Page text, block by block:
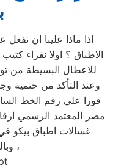
اذا ماذا علينا ان
الاطباق ؟ اولا نقراء
للاعطال البسيطة من
وعند التأكد من حتمية
فورا علي رقم الخط
مصر المعتمد الرسمي
غسالات اطباق بيكو
وبالضمان المعتمد ،